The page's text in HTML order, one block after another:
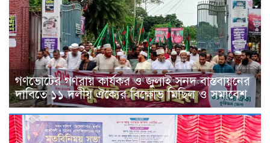
গণভোটের গণরায় কার্যকর ও জুলাই সনদ বাস্তবায়নের
দাবিতে ১১ দলীয় ঐক্যের বিক্ষোভ মিছিল ও সমাবেশ